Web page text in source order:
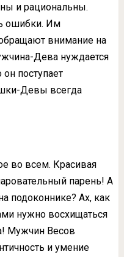
и рациональны.
ошибки. Им
внимание на
Дева нуждается
поступает
Девы всегда
во всем. Красивая
парень! А
подоконнике? Ах, как
нужно восхищаться
Мужчин Весов
и умение